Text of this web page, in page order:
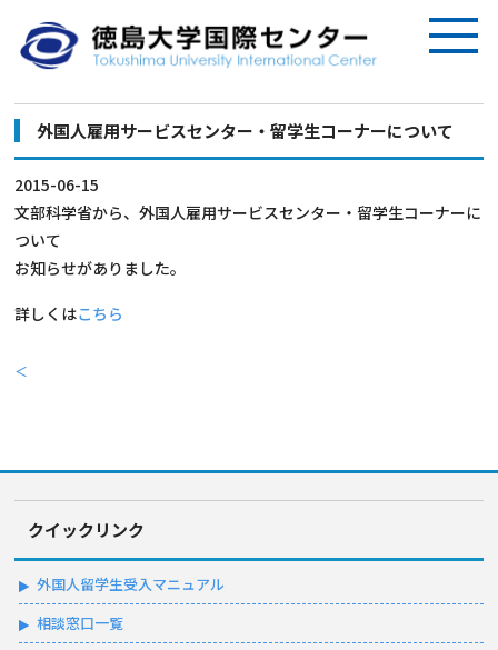
外国人雇用サービスセンター・留学生コーナーについて
2015-06-15
文部科学省から、外国人雇用サービスセンター・留学生コーナーに
ついて
お知らせがありました。
詳しくはこちら
＜
クイックリンク
外国人留学生受入マニュアル
相談窓口一覧